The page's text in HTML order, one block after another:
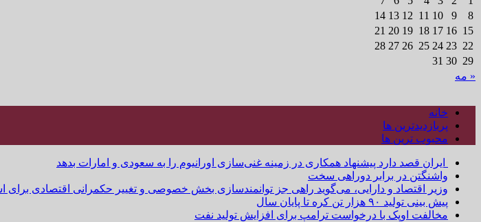
8
9
10
11
12
13
14
15
16
17
18
19
20
21
22
23
24
25
26
27
28
29
30
31
« مه
خانه
پربازدیدترین ها
محبوب ترین ها
ایران قصد دارد پیشنهاد همکاری در زمینه غنی‌سازی اورانیوم را به سعودی و امارات بدهد
واشنگتن در برابر دوراهی سخت
وزیر اقتصاد و دارایی، می‌گوید راهی جز توانمندسازی بخش خصوصی و تغییر حکمرانی اقتصادی
پیش بینی تولید ۹۰ هزار تن کره تا پایان سال
مخالفت اوپک با درخواست ترامپ برای افزایش تولید نفت